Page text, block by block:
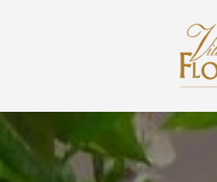
contact@villaflorida.pro